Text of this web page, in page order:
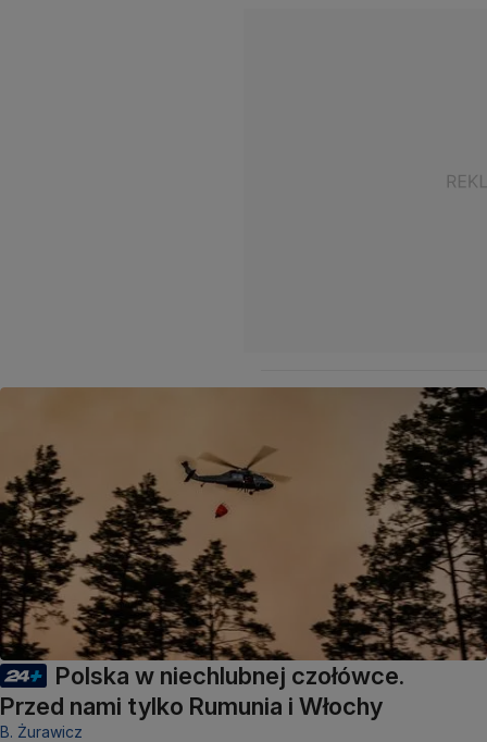
Polska w niechlubnej czołówce.
Przed nami tylko Rumunia i Włochy
B. Żurawicz